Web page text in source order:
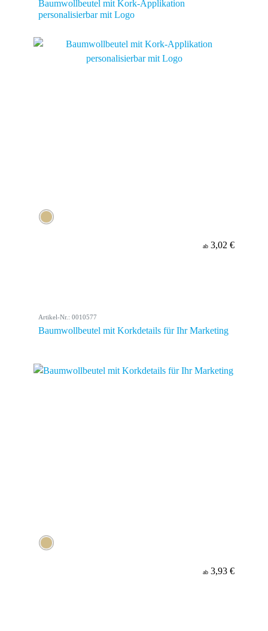
Baumwollbeutel mit Kork-Applikation
personalisierbar mit Logo
ab 3,02 €
Artikel-Nr.: 0010577
Baumwollbeutel mit Korkdetails für Ihr Marketing
ab 3,93 €